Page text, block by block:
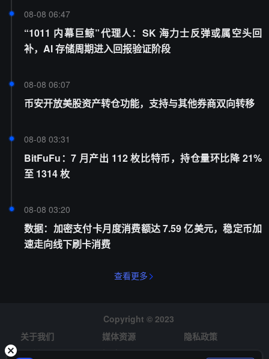
08-08 06:47
“1011 内幕巨鲸”代理人：SK 海力士反弹或属空头回
补，AI 存储周期进入回报验证阶段
08-08 06:07
币安开放美股资产转仓功能，支持与其他券商双向转移
08-08 03:31
BitFuFu：7 月产出 112 枚比特币，持仓量环比降 21%
至 1314 枚
08-08 03:20
数据：加密支付卡月度消费额达 7.59 亿美元，稳定币加
速走向线下刷卡消费
查看更多
Copyright © 2023
关于我们
媒体资源
隐私政策
风险提示
招聘